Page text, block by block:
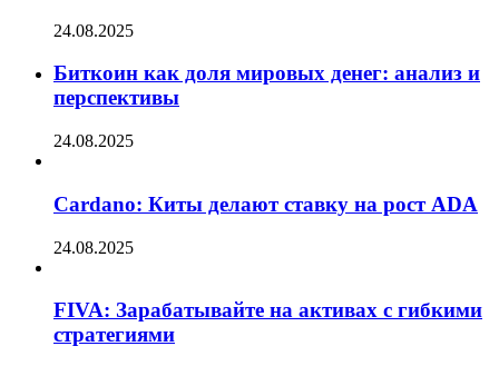
24.08.2025
Биткоин как доля мировых денег: анализ и
перспективы
24.08.2025
Cardano: Киты делают ставку на рост ADA
24.08.2025
FIVA: Зарабатывайте на активах с гибкими
стратегиями